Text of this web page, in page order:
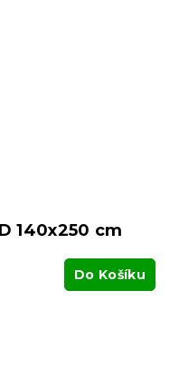
140x250 cm
Do Košíku